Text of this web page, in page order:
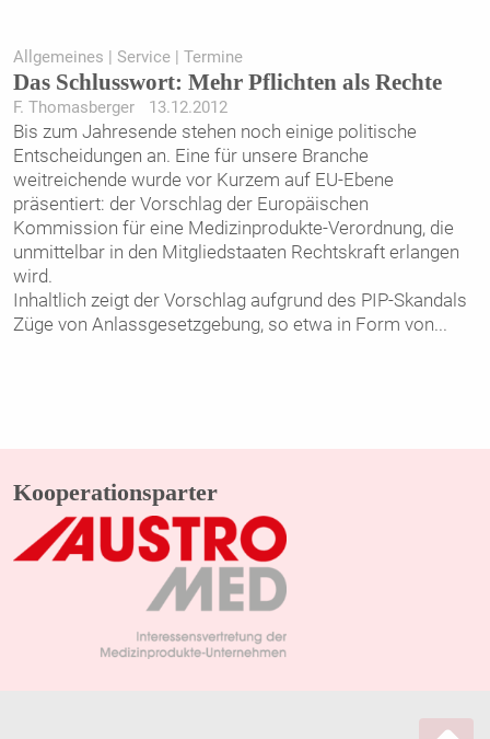
Allgemeines | Service | Termine
Das Schlusswort: Mehr Pflichten als Rechte
F. Thomasberger 13.12.2012
Bis zum Jahresende stehen noch einige politische
Entscheidungen an. Eine für unsere Branche
weitreichende wurde vor Kurzem auf EU-Ebene
präsentiert: der Vorschlag der Europäischen
Kommission für eine Medizinprodukte-Verordnung, die
unmittelbar in den Mitgliedstaaten Rechtskraft erlangen
wird.
Inhaltlich zeigt der Vorschlag aufgrund des PIP-Skandals
Züge von Anlassgesetzgebung, so etwa in Form von...
Kooperationsparter